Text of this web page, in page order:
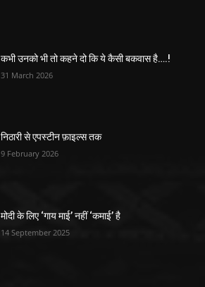
कभी उनको भी तो कहने दो कि ये कैसी बकवास है….!
31 March 2026
निठारी से एपस्टीन फ़ाइल्स तक
9 February 2026
मोदी के लिए ‘गाय माई’ नहीं ‘कमाई’ है
14 September 2025